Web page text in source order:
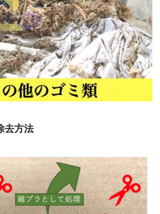
去方法